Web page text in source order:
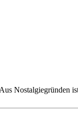
Nostalgiegründen